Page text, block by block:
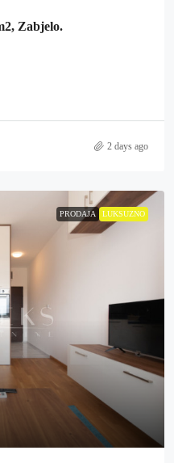
Zabjelo.
2 days ago
PRODAJA LUKSUZNO